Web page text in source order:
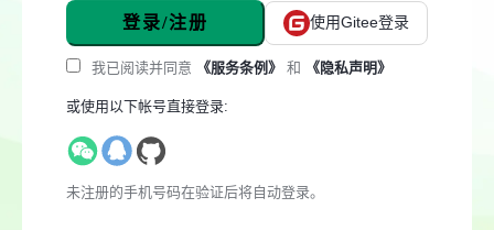
登录/注册 使用Gitee登录
我已阅读并同意 《服务条例》 和 《隐私声明》
或使用以下帐号直接登录:
未注册的手机号码在验证后将自动登录。